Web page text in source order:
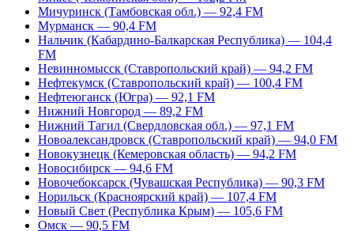
Мичуринск (Тамбовская обл.) — 92,4 FM
Мурманск — 90,4 FM
Нальчик (Кабардино-Балкарская Республика) — 104,4
FM
Невинномысск (Ставропольский край) — 94,2 FM
Нефтекумск (Ставропольский край) — 100,4 FM
Нефтеюганск (Югра) — 92,1 FM
Нижний Новгород — 89,2 FM
Нижний Тагил (Свердловская обл.) — 97,1 FM
Новоалександровск (Ставропольский край) — 94,0 FM
Новокузнецк (Кемеровская область) — 94,2 FM
Новосибирск — 94,6 FM
Новочебоксарск (Чувашская Республика) — 90,3 FM
Норильск (Красноярский край) — 107,4 FM
Новый Свет (Республика Крым) — 105,6 FM
Омск — 90,5 FM